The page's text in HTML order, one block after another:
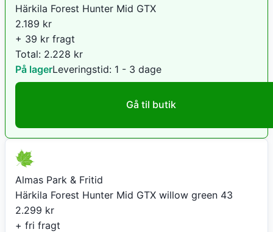
Härkila Forest Hunter Mid GTX
2.189 kr
+ 39 kr fragt
Total: 2.228 kr
På lagerLeveringstid: 1 - 3 dage
Gå til butik
Almas Park & Fritid
Härkila Forest Hunter Mid GTX willow green 43
2.299 kr
+ fri fragt